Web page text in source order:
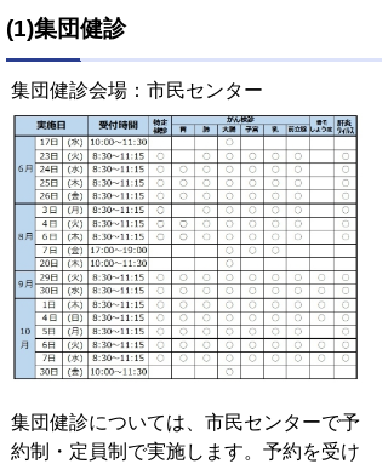
(1)集団健診
集団健診会場：市民センター
集団健診については、市民センターで予
約制・定員制で実施します。予約を受け